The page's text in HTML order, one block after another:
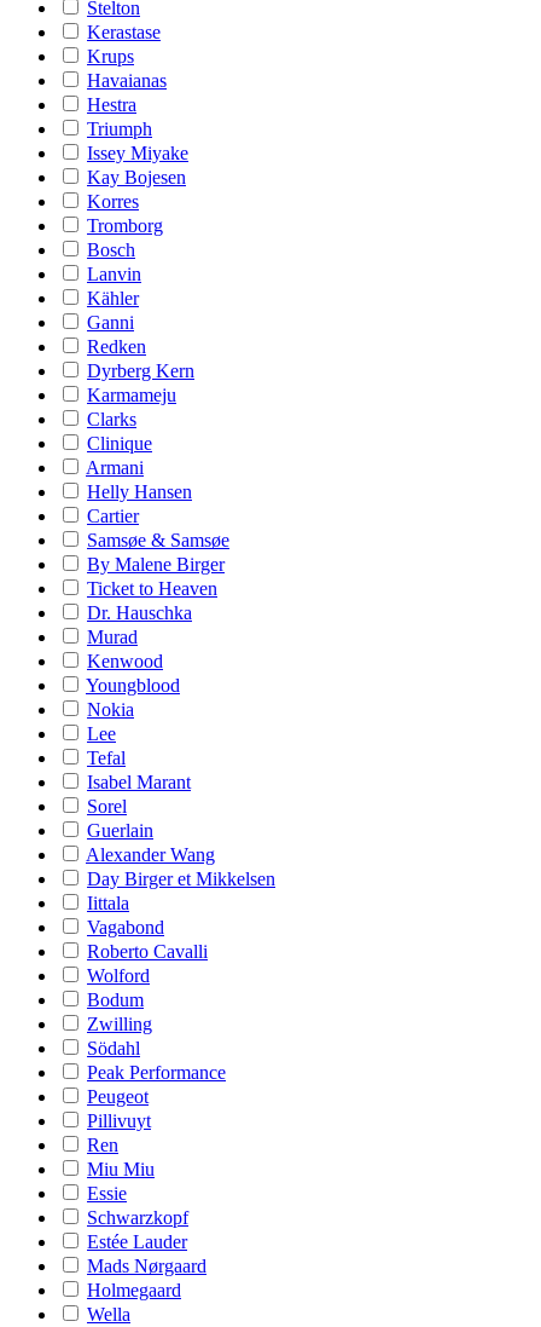
Stelton
Kerastase
Krups
Havaianas
Hestra
Triumph
Issey Miyake
Kay Bojesen
Korres
Tromborg
Bosch
Lanvin
Kähler
Ganni
Redken
Dyrberg Kern
Karmameju
Clarks
Clinique
Armani
Helly Hansen
Cartier
Samsøe & Samsøe
By Malene Birger
Ticket to Heaven
Dr. Hauschka
Murad
Kenwood
Youngblood
Nokia
Lee
Tefal
Isabel Marant
Sorel
Guerlain
Alexander Wang
Day Birger et Mikkelsen
Iittala
Vagabond
Roberto Cavalli
Wolford
Bodum
Zwilling
Södahl
Peak Performance
Peugeot
Pillivuyt
Ren
Miu Miu
Essie
Schwarzkopf
Estée Lauder
Mads Nørgaard
Holmegaard
Wella